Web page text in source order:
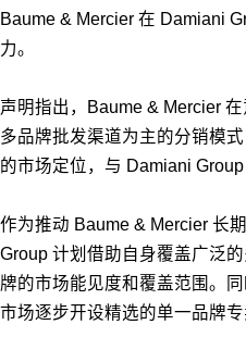
Baume & Mercier 在 Damiani
力。
声明指出，Baume & Mercier
多品牌批发渠道为主的分销模
的市场定位，与 Damiani
作为推动 Baume & Mercier 长
Group 计划借助自身覆盖广泛
牌的市场能见度和覆盖范围。
市场逐步开设精选的单一品牌